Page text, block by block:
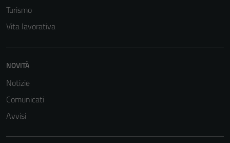
Turismo
Vita lavorativa
NOVITÀ
Notizie
Comunicati
Avvisi